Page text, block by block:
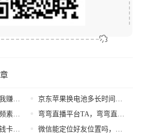
？
材软件？
比别人贵？
京东苹果换电池多长时间，京东自营苹果手机换电池？
弯弯直播平台TA，弯弯直播间
微信能定位好友位置吗，怎么黑进对方手机看微信聊天记录？